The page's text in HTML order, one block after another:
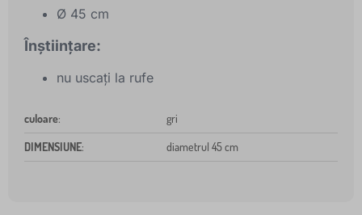
Ø 45 cm
Înștiințare:
nu uscați la rufe
culoare: gri
DIMENSIUNE: diametrul 45 cm